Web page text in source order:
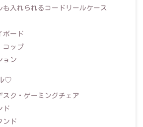
も入れられるコードリールケース
ボード
コップ
ョン
♡
スク・ゲーミングチェア
ド
ンド